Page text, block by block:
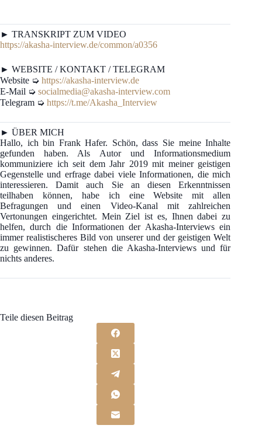
► TRANSKRIPT ZUM VIDEO
https://akasha-interview.de/common/a0356
► WEBSITE / KONTAKT / TELEGRAM
Website ➭ https://akasha-interview.de
E-Mail ➭ socialmedia@akasha-interview.com
Telegram ➭ https://t.me/Akasha_Interview
► ÜBER MICH
Hallo, ich bin Frank Hafer. Schön, dass Sie meine Inhalte
gefunden haben. Als Autor und Informationsmedium
kommuniziere ich seit dem Jahr 2019 mit meiner geistigen
Gegenstelle und erfrage dabei viele Informationen, die mich
interessieren. Damit auch Sie an diesen Erkenntnissen
teilhaben können, habe ich eine Website mit allen
Befragungen und einen Video-Kanal mit zahlreichen
Vertonungen eingerichtet. Mein Ziel ist es, Ihnen dabei zu
helfen, durch die Informationen der Akasha-Interviews ein
immer realistischeres Bild von unserer und der geistigen Welt
zu gewinnen. Dafür stehen die Akasha-Interviews und für
nichts anderes.
Teile diesen Beitrag